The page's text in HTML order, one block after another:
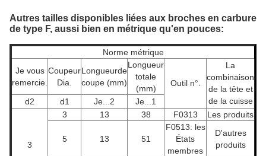
Autres tailles disponibles liées aux broches en carbure
de type F, aussi bien en métrique qu'en pouces:
Norme métrique
Je vous
remercie.
Coupeur
Dia.
Longueurde
coupe (mm)
Longueur
totale
(mm)
Outil n°.
La
combinaison
de la tête et
de la cuisse
d2 d1 Je... 2 Je... 1
3
3 13 38 F0313 Les produits
5 13 51
F0513: les
États
membres
D'autres
produits